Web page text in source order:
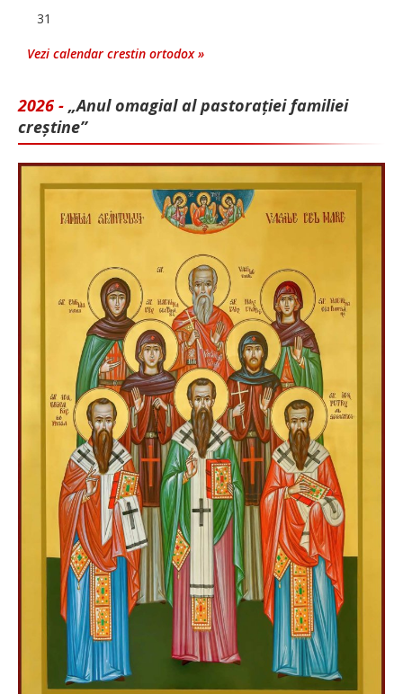
31
Vezi calendar crestin ortodox »
2026 - „Anul omagial al pastorației familiei
creștine”